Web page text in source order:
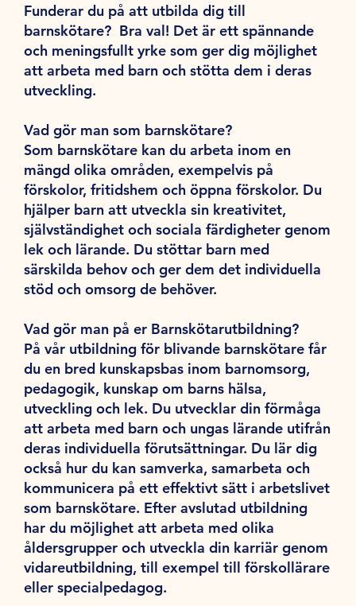
Funderar du på att utbilda dig till
barnskötare? Bra val! Det är ett spännande
och meningsfullt yrke som ger dig möjlighet
att arbeta med barn och stötta dem i deras
utveckling.
Vad gör man som barnskötare?
Som barnskötare kan du arbeta inom en
mängd olika områden, exempelvis på
förskolor, fritidshem och öppna förskolor. Du
hjälper barn att utveckla sin kreativitet,
självständighet och sociala färdigheter genom
lek och lärande. Du stöttar barn med
särskilda behov och ger dem det individuella
stöd och omsorg de behöver.
Vad gör man på er Barnskötarutbildning?
På vår utbildning för blivande barnskötare får
du en bred kunskapsbas inom barnomsorg,
pedagogik, kunskap om barns hälsa,
utveckling och lek. Du utvecklar din förmåga
att arbeta med barn och ungas lärande utifrån
deras individuella förutsättningar. Du lär dig
också hur du kan samverka, samarbeta och
kommunicera på ett effektivt sätt i arbetslivet
som barnskötare. Efter avslutad utbildning
har du möjlighet att arbeta med olika
åldersgrupper och utveckla din karriär genom
vidareutbildning, till exempel till förskollärare
eller specialpedagog.